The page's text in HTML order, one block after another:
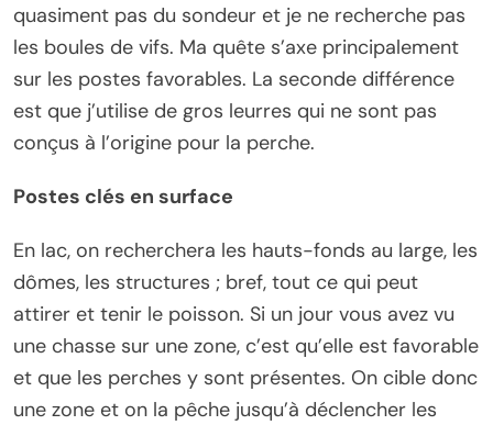
quasiment pas du sondeur et je ne recherche pas
les boules de vifs. Ma quête s’axe principalement
sur les postes favorables. La seconde différence
est que j’utilise de gros leurres qui ne sont pas
conçus à l’origine pour la perche.
Postes clés en surface
En lac, on recherchera les hauts-fonds au large, les
dômes, les structures ; bref, tout ce qui peut
attirer et tenir le poisson. Si un jour vous avez vu
une chasse sur une zone, c’est qu’elle est favorable
et que les perches y sont présentes. On cible donc
une zone et on la pêche jusqu’à déclencher les